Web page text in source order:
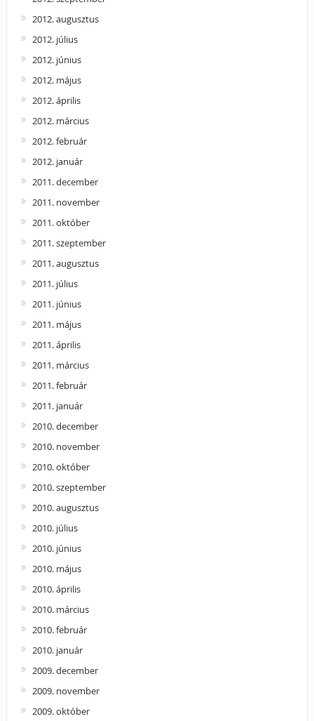
2012. augusztus
2012. július
2012. június
2012. május
2012. április
2012. március
2012. február
2012. január
2011. december
2011. november
2011. október
2011. szeptember
2011. augusztus
2011. július
2011. június
2011. május
2011. április
2011. március
2011. február
2011. január
2010. december
2010. november
2010. október
2010. szeptember
2010. augusztus
2010. július
2010. június
2010. május
2010. április
2010. március
2010. február
2010. január
2009. december
2009. november
2009. október